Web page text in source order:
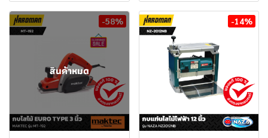
-58%
สินค้าหมด
-14%